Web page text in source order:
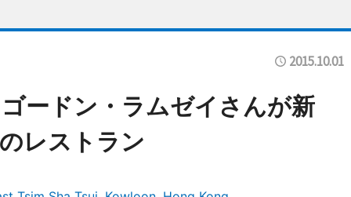
2015.10.01
ードン・ラムゼイさんが新
レストラン